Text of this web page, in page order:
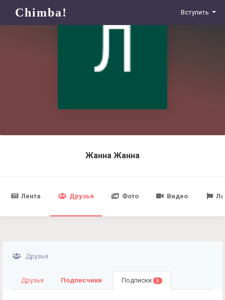
Chimba! Вступить
Жанна Жанна
Лента Друзья Фото Видео
Друзья
Друзья Подписчики Подписки 5